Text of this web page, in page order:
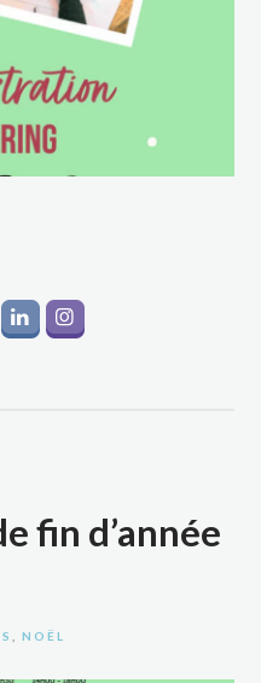
fin d’année
,NOËL